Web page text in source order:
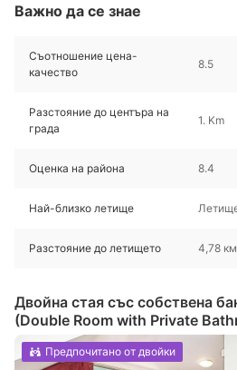
Важно да се знае
Съотношение цена-
качество
8.5
Разстояние до центъра на
града
1. Km
Оценка на района 8.4
Най-близко летище
Разстояние до летището 4,78
Двойна стая със собствена
(Double Room with Private
Предпочитано от двойки